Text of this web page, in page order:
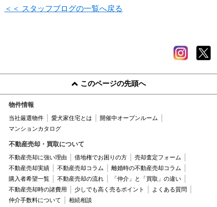
＜＜ スタッフブログの一覧へ戻る
このページの先頭へ
物件情報
当社厳選物件 愛犬家住宅とは
開催中オープンルーム
マンションカタログ
不動産売却・買取について
不動産売却に強い理由 借地権でお困りの方
売却査定フォーム
不動産売却実績
不動産売却コラム
離婚時の不動産売却コラム
購入者希望一覧
不動産売却の流れ
「仲介」と「買取」の違い
不動産売却時の諸費用
少しでも高く売るポイント
よくある質問
仲介手数料について
相続相談